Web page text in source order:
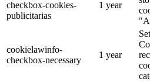
checkbox-cookies-
publicitarias
1 year
cookielawinfo-
checkbox-necessary
1 year